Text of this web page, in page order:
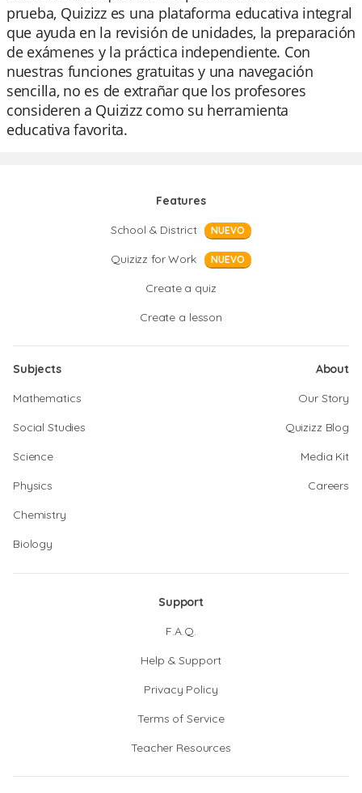
prueba, Quizizz es una plataforma educativa integral
que ayuda en la revisión de unidades, la preparación
de exámenes y la práctica independiente. Con
nuestras funciones gratuitas y una navegación
sencilla, no es de extrañar que los profesores
consideren a Quizizz como su herramienta
educativa favorita.
Features
School & District
NUEVO
Quizizz for Work NUEVO
Create a quiz
Create a lesson
Subjects
Mathematics
Social Studies
Science
Physics
Chemistry
Biology
About
Our Story
Quizizz Blog
Media Kit
Careers
Support
F.A.Q.
Help & Support
Privacy Policy
Terms of Service
Teacher Resources